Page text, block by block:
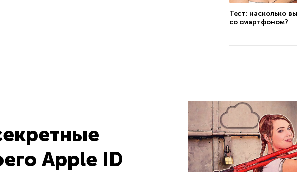
Тест: насколько
со смартфоном?
Apple ID